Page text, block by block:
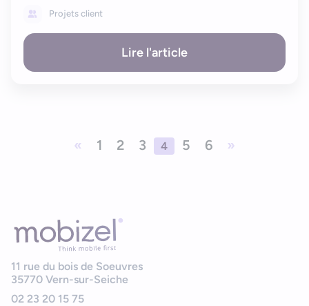
Projets client
Lire l'article
« 1 2 3 4 5 6 »
11 rue du bois de Soeuvres
35770 Vern-sur-Seiche
02 23 20 15 75